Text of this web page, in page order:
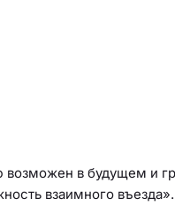
в будущем и
взаимного